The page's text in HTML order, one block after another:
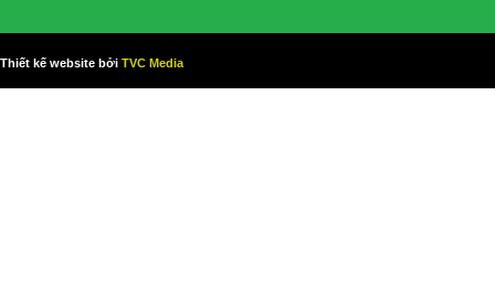
Thiết kế website bởi TVC Media